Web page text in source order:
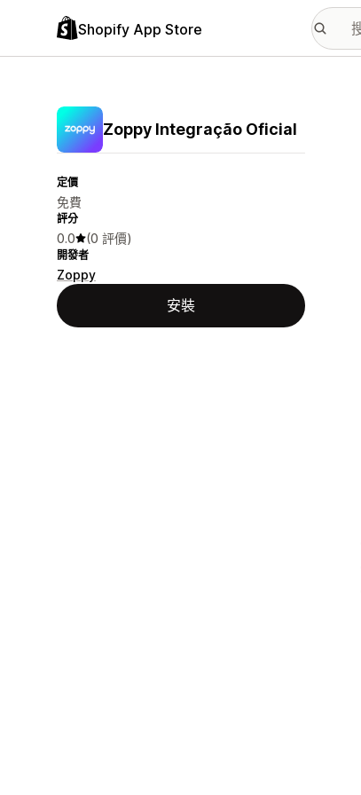
Shopify App Store
Zoppy Integração Oficial
定價
免費
評分
0.0 (0 評價)
開發者
Zoppy
安裝